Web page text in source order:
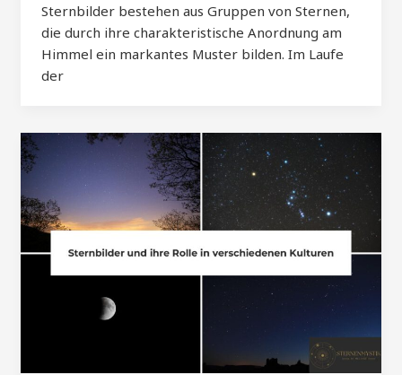
Sternbilder bestehen aus Gruppen von Sternen,
die durch ihre charakteristische Anordnung am
Himmel ein markantes Muster bilden. Im Laufe
der